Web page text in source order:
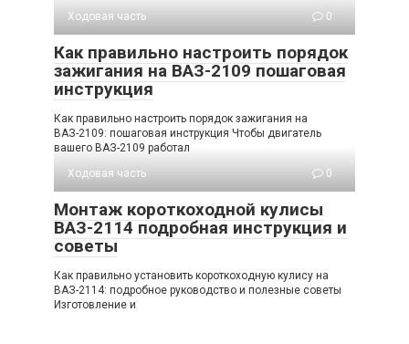
Ходовая часть
0
Как правильно настроить порядок
зажигания на ВАЗ-2109 пошаговая
инструкция
Как правильно настроить порядок зажигания на
ВАЗ-2109: пошаговая инструкция Чтобы двигатель
вашего ВАЗ-2109 работал
Ходовая часть
0
Монтаж короткоходной кулисы
ВАЗ-2114 подробная инструкция и
советы
Как правильно установить короткоходную кулису на
ВАЗ-2114: подробное руководство и полезные советы
Изготовление и